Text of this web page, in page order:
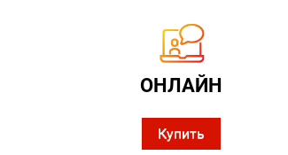
ОНЛАЙН
Купить